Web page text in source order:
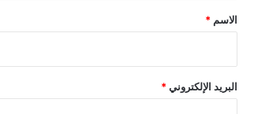
*
الاسم *
البريد الإلكتروني*